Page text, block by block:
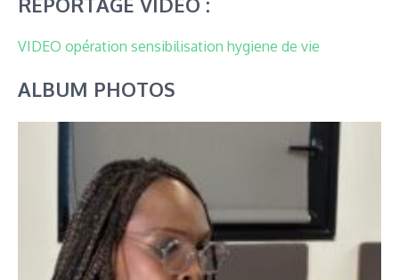
VIDEO opération sensibilisation hygiene de vie
ALBUM PHOTOS